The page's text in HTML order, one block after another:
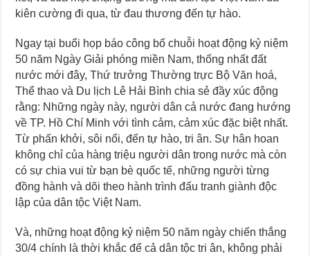
kiên cường đi qua, từ đau thương đến tự hào.
Ngay tại buổi họp báo công bố chuỗi hoạt động kỷ niệm
50 năm Ngày Giải phóng miền Nam, thống nhất đất
nước mới đây, Thứ trưởng Thường trực Bộ Văn hoá,
Thể thao và Du lịch Lê Hải Bình chia sẻ đầy xúc động
rằng: Những ngày này, người dân cả nước đang hướng
về TP. Hồ Chí Minh với tình cảm, cảm xúc đặc biệt nhất.
Từ phấn khởi, sôi nổi, đến tự hào, tri ân. Sự hân hoan
không chỉ của hàng triệu người dân trong nước mà còn
có sự chia vui từ bạn bè quốc tế, những người từng
đồng hành và dõi theo hành trình đấu tranh giành độc
lập của dân tộc Việt Nam.
Và, những hoạt động kỷ niệm 50 năm ngày chiến thắng
30/4 chính là thời khắc để cả dân tộc tri ân, không phải